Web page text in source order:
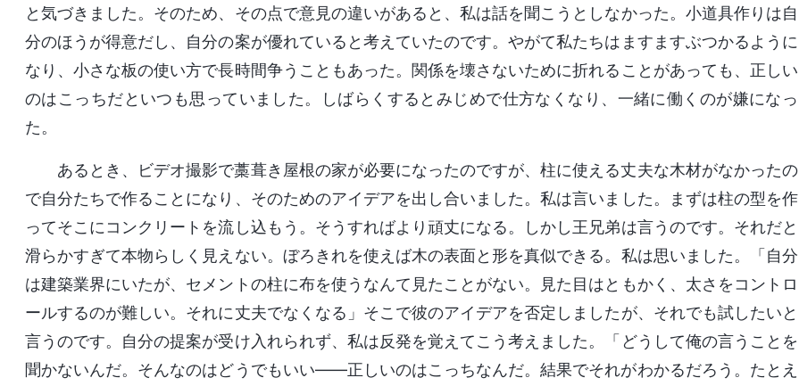
と気づきました。そのため、その点で意見の違いがあると、私は話を聞こうとしなかった。小道具作りは自
分のほうが得意だし、自分の案が優れていると考えていたのです。やがて私たちはますますぶつかるように
なり、小さな板の使い方で長時間争うこともあった。関係を壊さないために折れることがあっても、正しい
のはこっちだといつも思っていました。しばらくするとみじめで仕方なくなり、一緒に働くのが嫌になっ
た。
あるとき、ビデオ撮影で藁葺き屋根の家が必要になったのですが、柱に使える丈夫な木材がなかったの
で自分たちで作ることになり、そのためのアイデアを出し合いました。私は言いました。まずは柱の型を作
ってそこにコンクリートを流し込もう。そうすればより頑丈になる。しかし王兄弟は言うのです。それだと
滑らかすぎて本物らしく見えない。ぼろきれを使えば木の表面と形を真似できる。私は思いました。「自分
は建築業界にいたが、セメントの柱に布を使うなんて見たことがない。見た目はともかく、太さをコントロ
ールするのが難しい。それに丈夫でなくなる」そこで彼のアイデアを否定しましたが、それでも試したいと
言うのです。自分の提案が受け入れられず、私は反発を覚えてこう考えました。「どうして俺の言うことを
聞かないんだ。そんなのはどうでもいい――正しいのはこっちなんだ。結果でそれがわかるだろう。たとえ